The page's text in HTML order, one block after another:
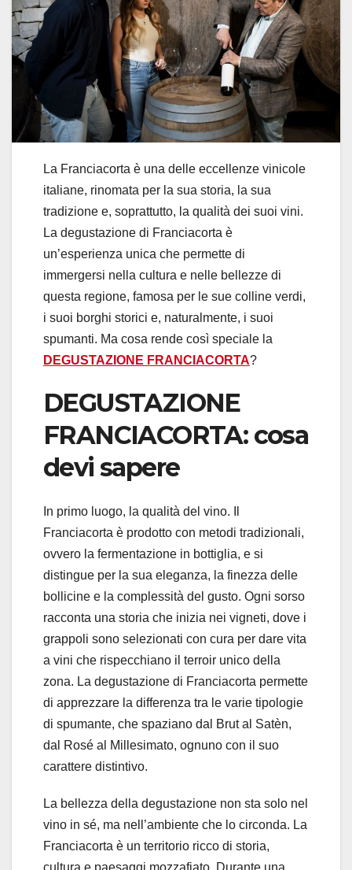
La Franciacorta è una delle eccellenze vinicole
italiane, rinomata per la sua storia, la sua
tradizione e, soprattutto, la qualità dei suoi vini.
La degustazione di Franciacorta è
un’esperienza unica che permette di
immergersi nella cultura e nelle bellezze di
questa regione, famosa per le sue colline verdi,
i suoi borghi storici e, naturalmente, i suoi
spumanti. Ma cosa rende così speciale la
DEGUSTAZIONE FRANCIACORTA?
DEGUSTAZIONE
FRANCIACORTA: cosa
devi sapere
In primo luogo, la qualità del vino. Il
Franciacorta è prodotto con metodi tradizionali,
ovvero la fermentazione in bottiglia, e si
distingue per la sua eleganza, la finezza delle
bollicine e la complessità del gusto. Ogni sorso
racconta una storia che inizia nei vigneti, dove i
grappoli sono selezionati con cura per dare vita
a vini che rispecchiano il terroir unico della
zona. La degustazione di Franciacorta permette
di apprezzare la differenza tra le varie tipologie
di spumante, che spaziano dal Brut al Satèn,
dal Rosé al Millesimato, ognuno con il suo
carattere distintivo.
La bellezza della degustazione non sta solo nel
vino in sé, ma nell’ambiente che lo circonda. La
Franciacorta è un territorio ricco di storia,